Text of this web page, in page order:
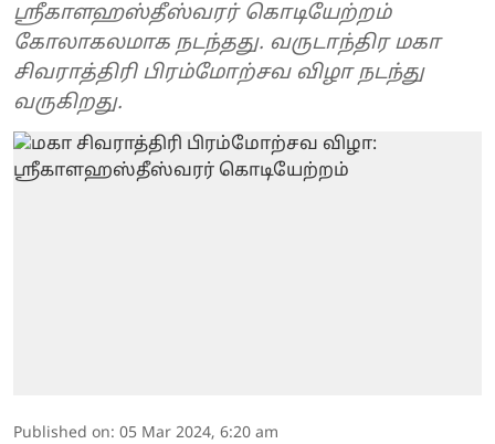
ஸ்ரீகாளஹஸ்தீஸ்வரர் கொடியேற்றம்
கோலாகலமாக நடந்தது. வருடாந்திர மகா
சிவராத்திரி பிரம்மோற்சவ விழா நடந்து
வருகிறது.
Published on: 05 Mar 2024, 6:20 am